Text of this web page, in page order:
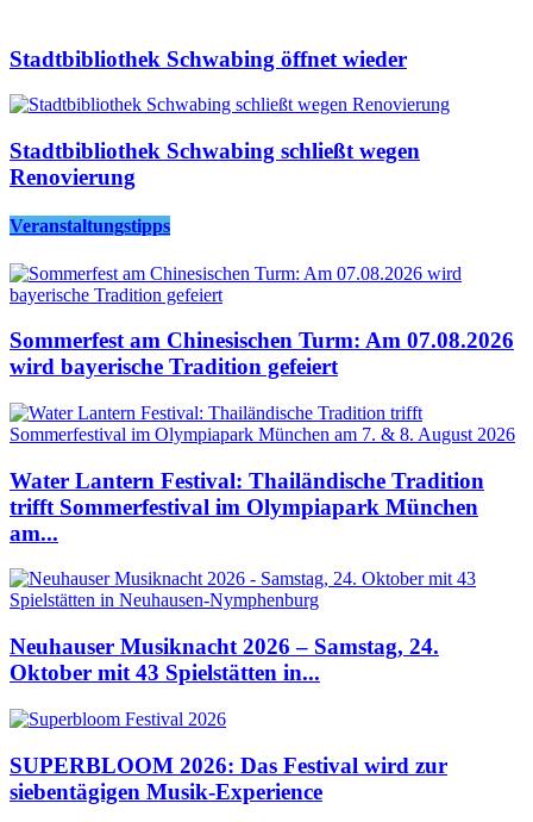
Stadtbibliothek Schwabing öffnet wieder
Stadtbibliothek Schwabing schließt wegen
Renovierung
Veranstaltungstipps
Sommerfest am Chinesischen Turm: Am 07.08.2026
wird bayerische Tradition gefeiert
Water Lantern Festival: Thailändische Tradition
trifft Sommerfestival im Olympiapark München
am...
Neuhauser Musiknacht 2026 – Samstag, 24.
Oktober mit 43 Spielstätten in...
SUPERBLOOM 2026: Das Festival wird zur
siebentägigen Musik-Experience